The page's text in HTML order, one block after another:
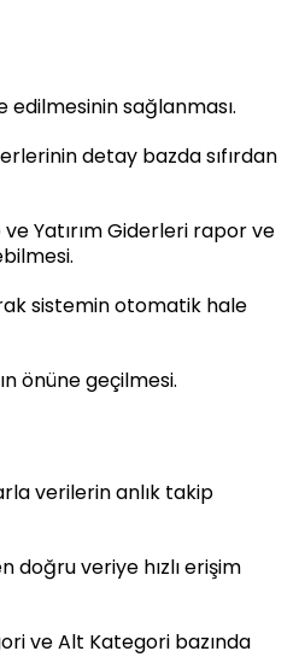
sağlanması.
detay bazda sıfırdan
Yatırım Giderleri rapor ve
sistemin otomatik hale
önüne geçilmesi.
verilerin anlık takip
doğru veriye hızlı erişim
ve Alt Kategori bazında